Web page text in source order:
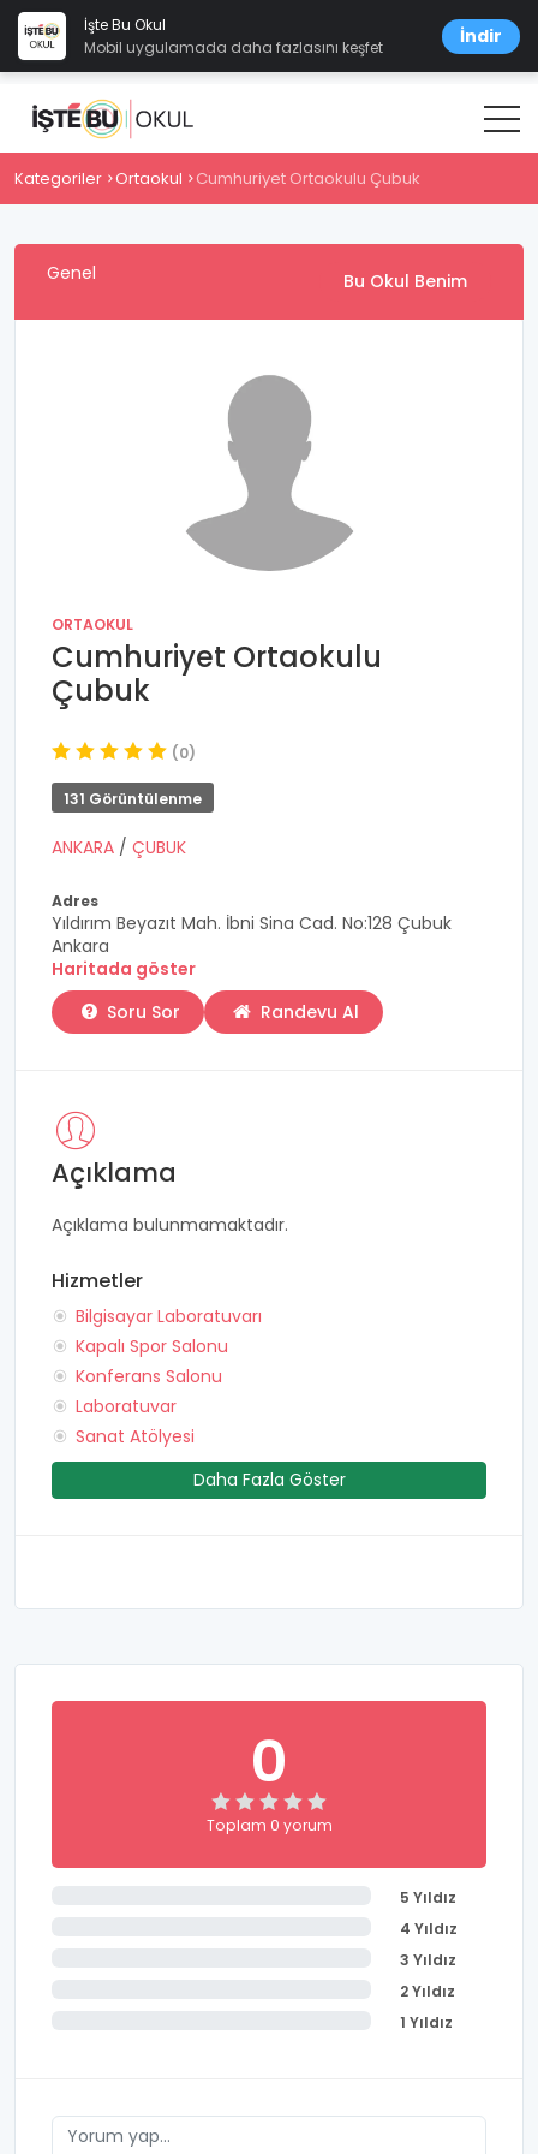
İşte Bu Okul
Mobil uygulamada daha fazlasını keşfet
İndir
Kategoriler Ortaokul Cumhuriyet Ortaokulu Çubuk
Genel Bu Okul Benim
ORTAOKUL
Cumhuriyet Ortaokulu
Çubuk
(0)
131 Görüntülenme
ANKARA / ÇUBUK
Adres
Yıldırım Beyazıt Mah. İbni Sina Cad. No:128 Çubuk
Ankara
Haritada göster
Soru Sor
Randevu Al
Açıklama
Açıklama bulunmamaktadır.
Hizmetler
Bilgisayar Laboratuvarı
Kapalı Spor Salonu
Konferans Salonu
Laboratuvar
Sanat Atölyesi
Daha Fazla Göster
0
Toplam 0 yorum
5 Yıldız
4 Yıldız
3 Yıldız
2 Yıldız
1 Yıldız